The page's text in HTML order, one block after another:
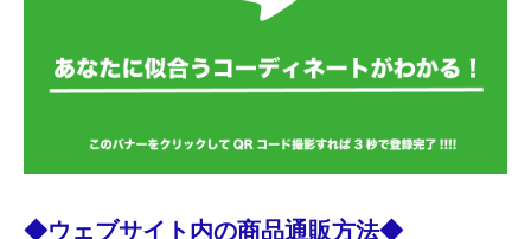
◆ウェブサイト内の商品通販方法◆